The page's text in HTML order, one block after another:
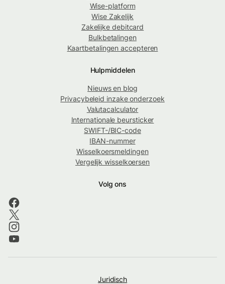
Wise-platform
Wise Zakelijk
Zakelijke debitcard
Bulkbetalingen
Kaartbetalingen accepteren
Hulpmiddelen
Nieuws en blog
Privacybeleid inzake onderzoek
Valutacalculator
Internationale beursticker
SWIFT-/BIC-code
IBAN-nummer
Wisselkoersmeldingen
Vergelijk wisselkoersen
Volg ons
Juridisch